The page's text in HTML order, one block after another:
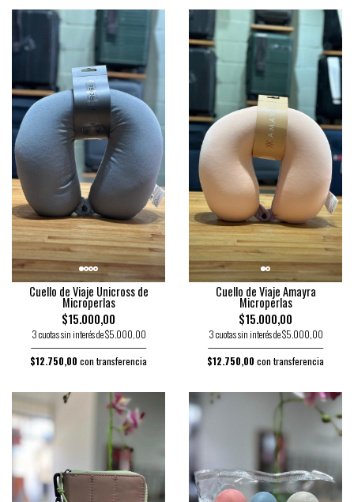
Cuello de Viaje Unicross de
Microperlas
$15.000,00
3 cuotas sin interés de $5.000,00
$12.750,00 con transferencia
Cuello de Viaje Amayra
Microperlas
$15.000,00
3 cuotas sin interés de $5.000,00
$12.750,00 con transferencia